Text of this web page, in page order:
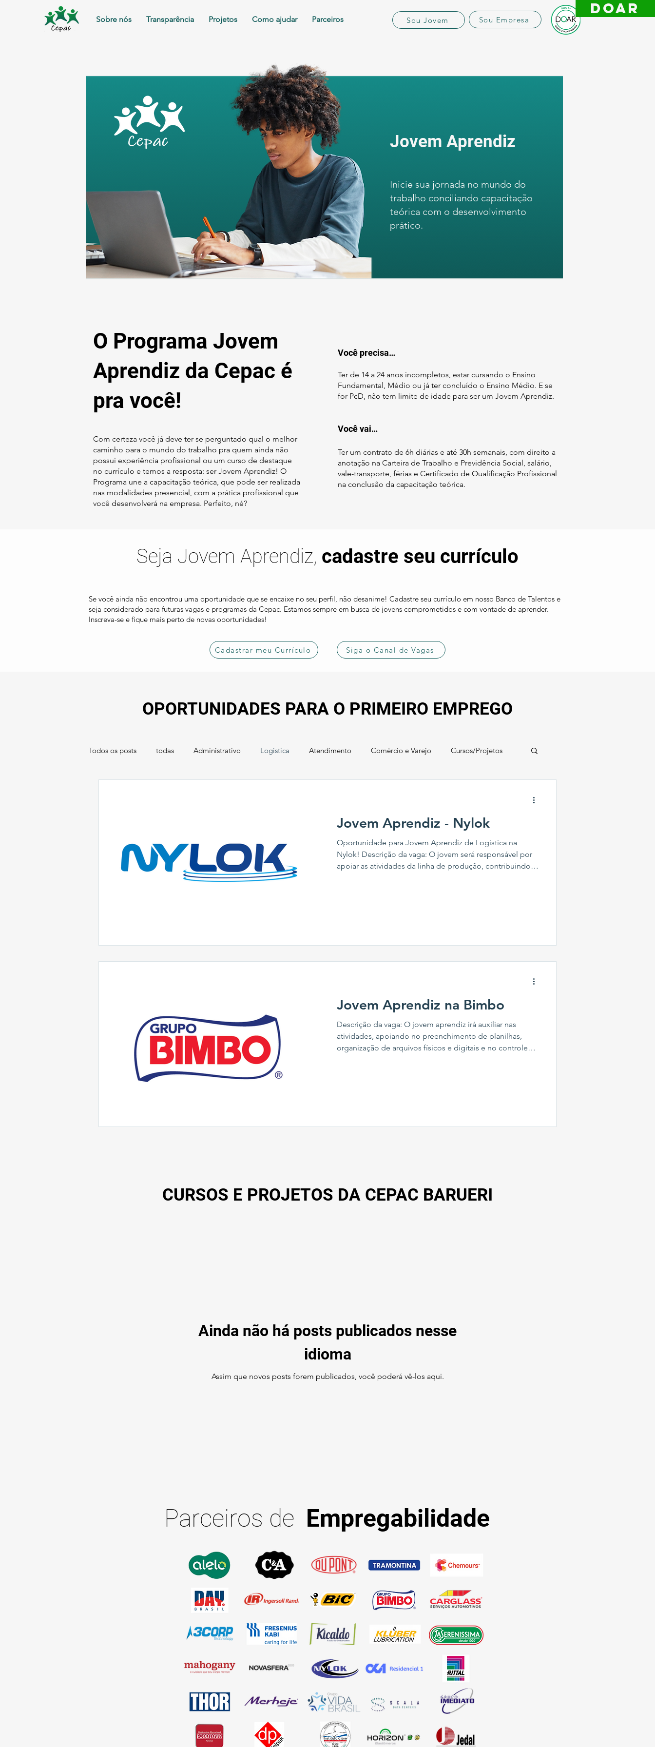
DOAR
Sobre nós Transparência Projetos Como ajudar Parceiros Sou Jovem Sou Empresa
Jovem Aprendiz
Inicie sua jornada no mundo do
trabalho conciliando capacitação
teórica com o desenvolvimento
prático.
O Programa Jovem
Aprendiz da Cepac é
pra você!
Com certeza você já deve ter se perguntado qual o melhor
caminho para o mundo do trabalho pra quem ainda não
possui experiência profissional ou um curso de destaque
no currículo e temos a resposta: ser Jovem Aprendiz! O
Programa une a capacitação teórica, que pode ser realizada
nas modalidades presencial, com a prática profissional que
você desenvolverá na empresa. Perfeito, né?
Você precisa…
Ter de 14 a 24 anos incompletos, estar cursando o Ensino
Fundamental, Médio ou já ter concluído o Ensino Médio. E se
for PcD, não tem limite de idade para ser um Jovem Aprendiz.
Você vai…
Ter um contrato de 6h diárias e até 30h semanais, com direito a
anotação na Carteira de Trabalho e Previdência Social, salário,
vale-transporte, férias e Certificado de Qualificação Profissional
na conclusão da capacitação teórica.
Seja Jovem Aprendiz, cadastre seu currículo
Se você ainda não encontrou uma oportunidade que se encaixe no seu perfil, não desanime! Cadastre seu currículo em nosso Banco de Talentos e
seja considerado para futuras vagas e programas da Cepac. Estamos sempre em busca de jovens comprometidos e com vontade de aprender.
Inscreva-se e fique mais perto de novas oportunidades!
Cadastrar meu Currículo Siga o Canal de Vagas
Todos os posts todas Administrativo Logística Atendimento Comércio e Varejo Cursos/Projetos
Jovem Aprendiz - Nylok
Oportunidade para Jovem Aprendiz de Logística na
Nylok! Descrição da vaga: O jovem será responsável por
apoiar as atividades da linha de produção, contribuindo
completo
Jovem Aprendiz na Bimbo
Descrição da vaga: O jovem aprendiz irá auxiliar nas
atividades, apoiando no preenchimento de planilhas,
organização de arquivos físicos e digitais e no controle
Conhec
OPORTUNIDADES PARA O PRIMEIRO EMPREGO
CURSOS E PROJETOS DA CEPAC BARUERI
Ainda não há posts publicados nesse
idioma
Assim que novos posts forem publicados, você poderá vê-los aqui.
Parceiros de Empregabilidade